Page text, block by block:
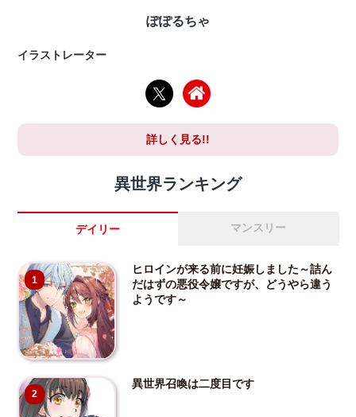
ぽぽるちゃ
イラストレーター
詳しく見る!!
異世界ランキング
デイリー マンスリー
1
ヒロインが来る前に妊娠しました～詰ん
だはずの悪役令嬢ですが、どうやら違う
ようです～
2
異世界召喚は二度目です